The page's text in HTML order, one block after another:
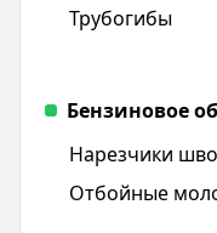
Трубогибы
Бензиновое
Нарезчики
Отбойные